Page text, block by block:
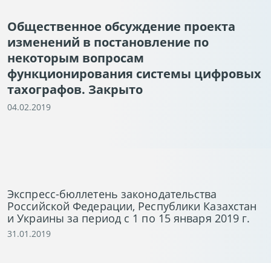
Общественное обсуждение проекта
изменений в постановление по
некоторым вопросам
функционирования системы цифровых
тахографов. Закрыто
04.02.2019
Экспресс-бюллетень законодательства
Российской Федерации, Республики Казахстан
и Украины за период с 1 по 15 января 2019 г.
31.01.2019